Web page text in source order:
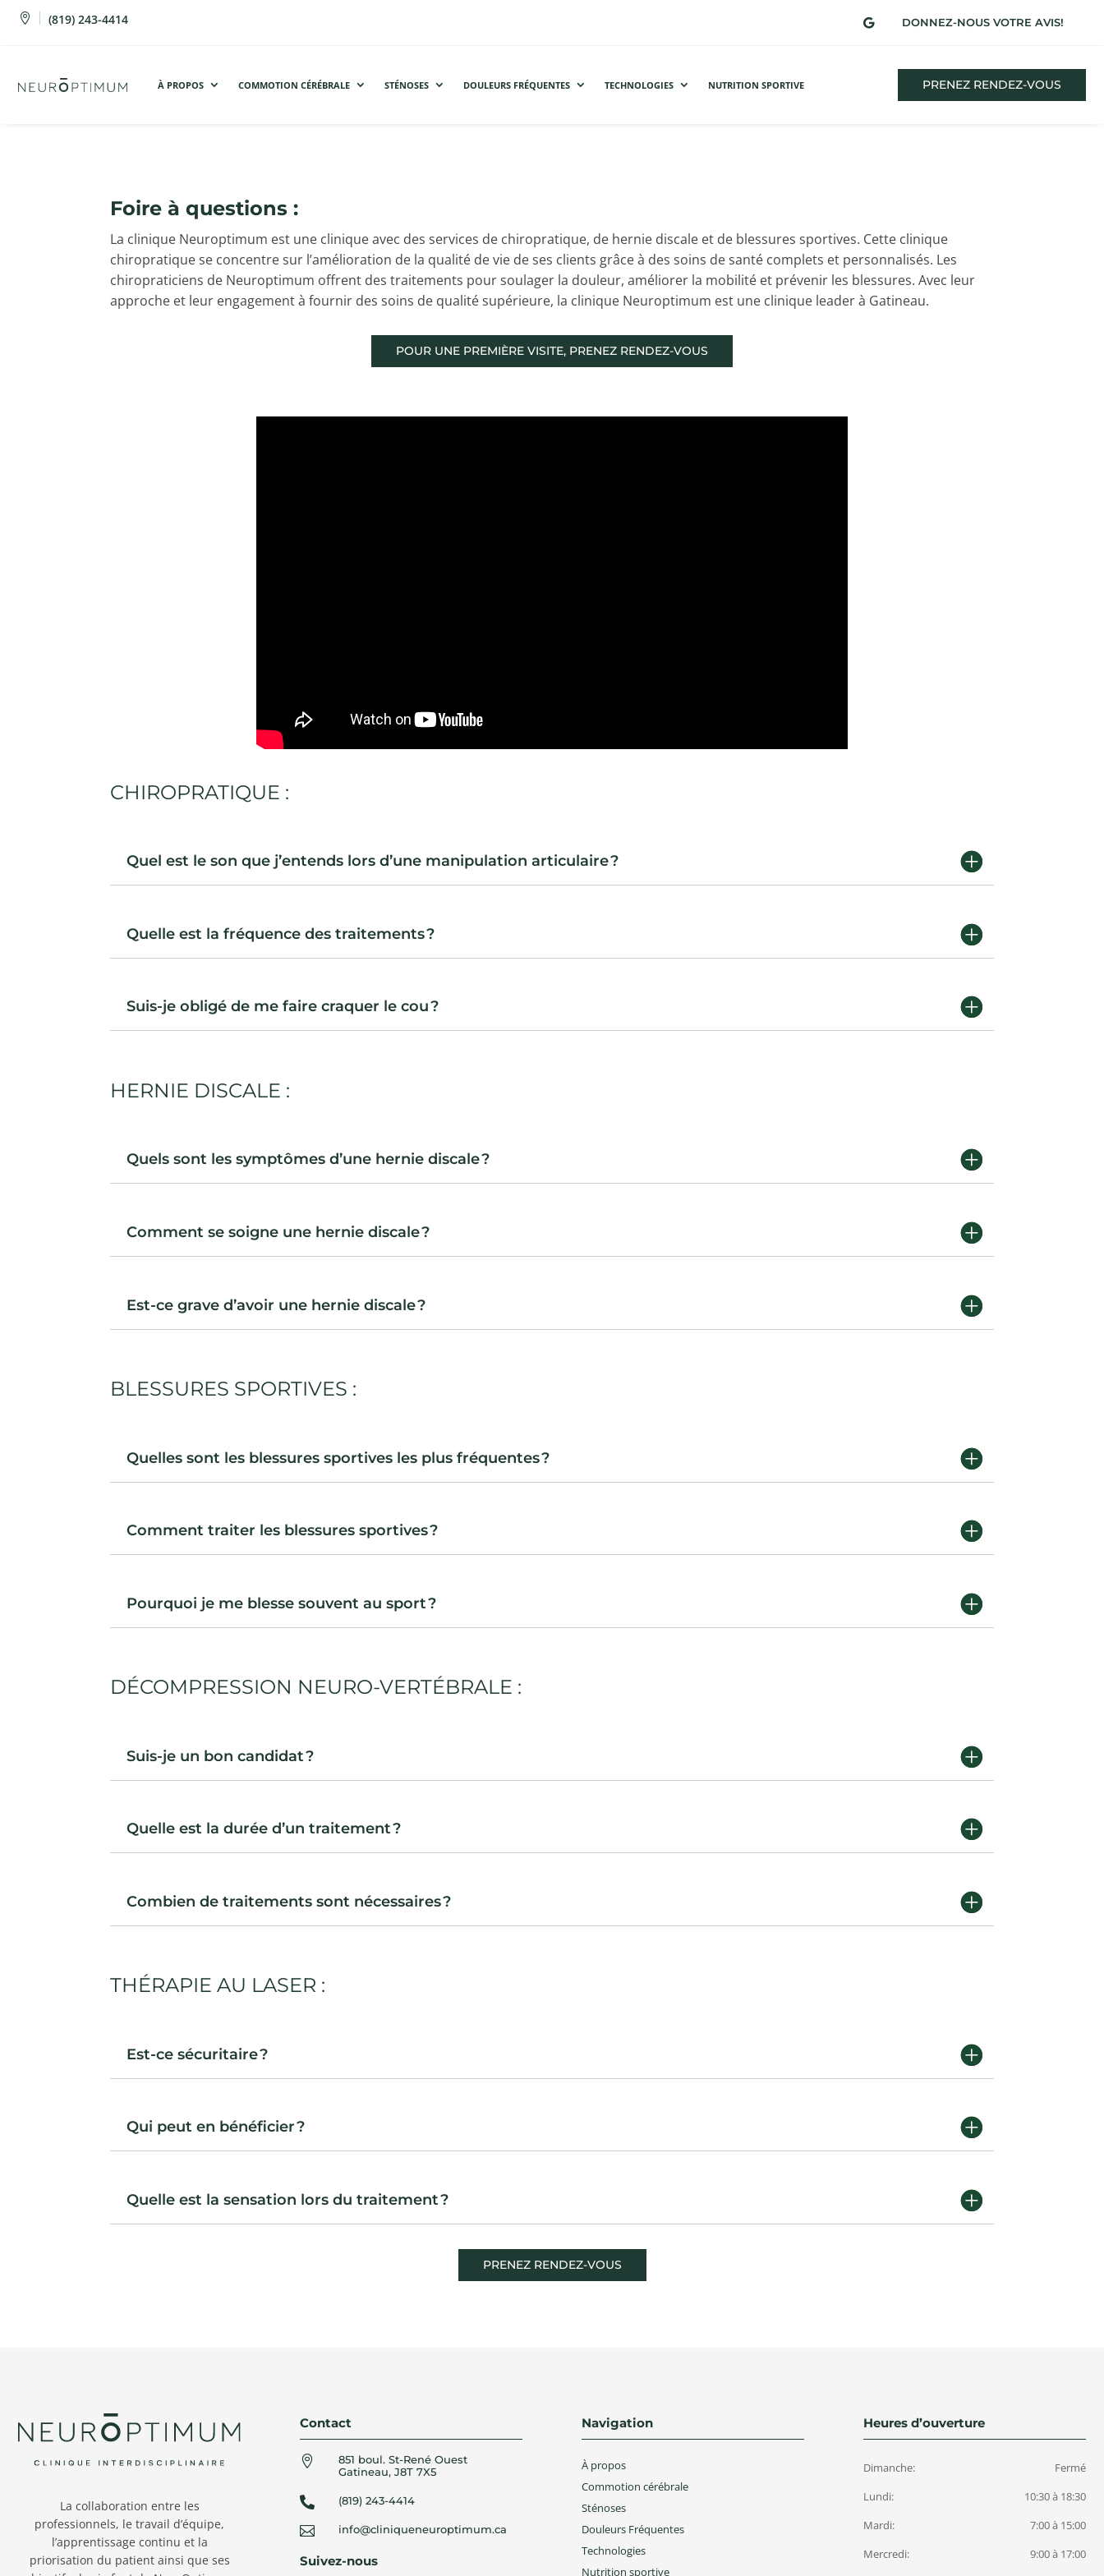
 (819) 243-4414  DONNEZ-NOUS VOTRE AVIS!
À PROPOS COMMOTION CÉRÉBRALE STÉNOSES DOULEURS FRÉQUENTES TECHNOLOGIES NUTRITION SPORTIVE PRENEZ RENDEZ-VOUS
Foire à questions :
La clinique Neuroptimum est une clinique avec des services de chiropratique, de hernie discale et de blessures sportives. Cette clinique
chiropratique se concentre sur l’amélioration de la qualité de vie de ses clients grâce à des soins de santé complets et personnalisés. Les
chiropraticiens de Neuroptimum offrent des traitements pour soulager la douleur, améliorer la mobilité et prévenir les blessures. Avec leur
approche et leur engagement à fournir des soins de qualité supérieure, la clinique Neuroptimum est une clinique leader à Gatineau.
POUR UNE PREMIÈRE VISITE, PRENEZ RENDEZ-VOUS
CHIROPRATIQUE :
Quel est le son que j’entends lors d’une manipulation articulaire ?
Quelle est la fréquence des traitements ?
Suis-je obligé de me faire craquer le cou ?
HERNIE DISCALE :
Quels sont les symptômes d’une hernie discale ?
Comment se soigne une hernie discale ?
Est-ce grave d’avoir une hernie discale ?
BLESSURES SPORTIVES :
Quelles sont les blessures sportives les plus fréquentes ?
Comment traiter les blessures sportives ?
Pourquoi je me blesse souvent au sport ?
DÉCOMPRESSION NEURO-VERTÉBRALE :
Suis-je un bon candidat ?
Quelle est la durée d’un traitement ?
Combien de traitements sont nécessaires ?
THÉRAPIE AU LASER :
Est-ce sécuritaire ?
Qui peut en bénéficier ?
Quelle est la sensation lors du traitement ?
PRENEZ RENDEZ-VOUS
La collaboration entre les
professionnels, le travail d’équipe,
l’apprentissage continu et la
priorisation du patient ainsi que ses
Contact

851 boul. St-René Ouest
Gatineau, J8T 7X5
 (819) 243-4414
 info@cliniqueneuroptimum.ca
Suivez-nous
Navigation
À propos
Commotion cérébrale
Sténoses
Douleurs Fréquentes
Technologies
Nutrition sportive
Heures d’ouverture
Dimanche:
Fermé
Lundi:
10:30 à 18:30
Mardi:
7:00 à 15:00
Mercredi:
9:00 à 17:00